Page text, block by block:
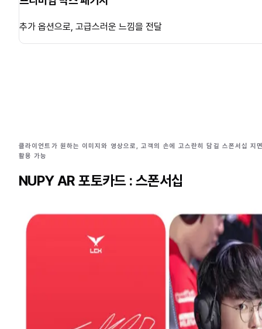
추가 옵션으로, 고급스러운 느낌을 전달
클라이언트가 원하는 이미지와 영상으로, 고객의 손에 고스란히 담길 스폰서십 지
활용 가능
NUPY AR 포토카드 : 스폰서십